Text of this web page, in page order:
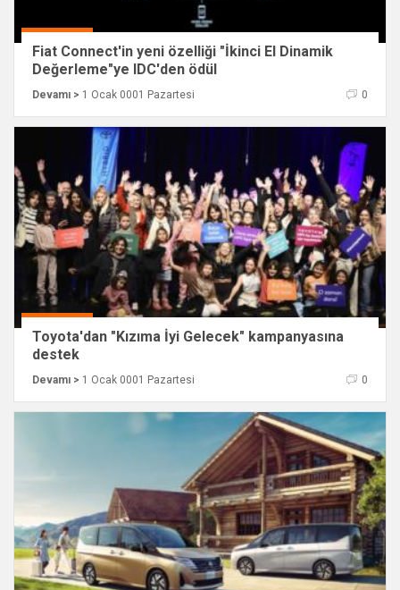
Fiat Connect'in yeni özelliği "İkinci El Dinamik
Değerleme"ye IDC'den ödül
Devamı > 1 Ocak 0001 Pazartesi 0
Toyota'dan "Kızıma İyi Gelecek" kampanyasına
destek
Devamı > 1 Ocak 0001 Pazartesi 0